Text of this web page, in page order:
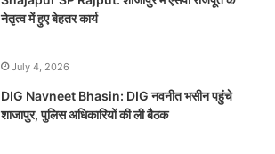
नेतृत्व में हुए बेहतर कार्य
July 4, 2026
DIG Navneet Bhasin: DIG नवनीत भसीन पहुंचे
शाजापुर, पुलिस अधिकारियों की ली बैठक